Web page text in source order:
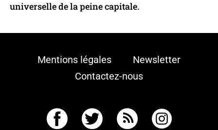
universelle de la peine capitale.
Mentions légales
Newsletter
Contactez-nous